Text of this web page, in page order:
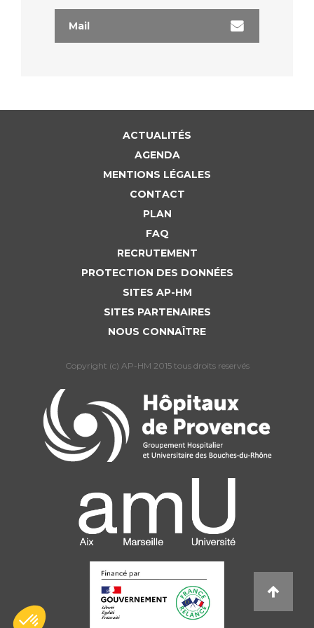
Mail
ACTUALITÉS
AGENDA
MENTIONS LÉGALES
CONTACT
PLAN
FAQ
RECRUTEMENT
PROTECTION DES DONNÉES
SITES AP-HM
SITES PARTENAIRES
NOUS CONNAÎTRE
Copyright (c) AP-HM 2015 tous droits reservés